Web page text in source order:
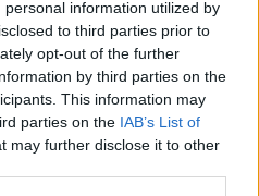
information utilized by
to third parties prior to
opt-out of the further
by third parties on the
This information may
parties on the IAB’s List of
may further disclose it to other
rovat. Megpróbáljuk
ezzel az
Andráséval, aki
és még csak nem is
háborúban…
hat állítás az